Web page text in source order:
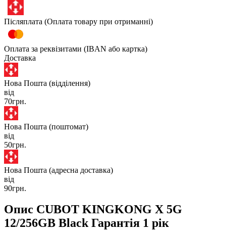
Післяплата (Оплата товару при отриманні)
Оплата за реквізитами (IBAN або картка)
Доставка
Нова Пошта (відділення)
від
70грн.
Нова Пошта (поштомат)
від
50грн.
Нова Пошта (адресна доставка)
від
90грн.
Опис CUBOT KINGKONG X 5G
12/256GB Black Гарантія 1 рік